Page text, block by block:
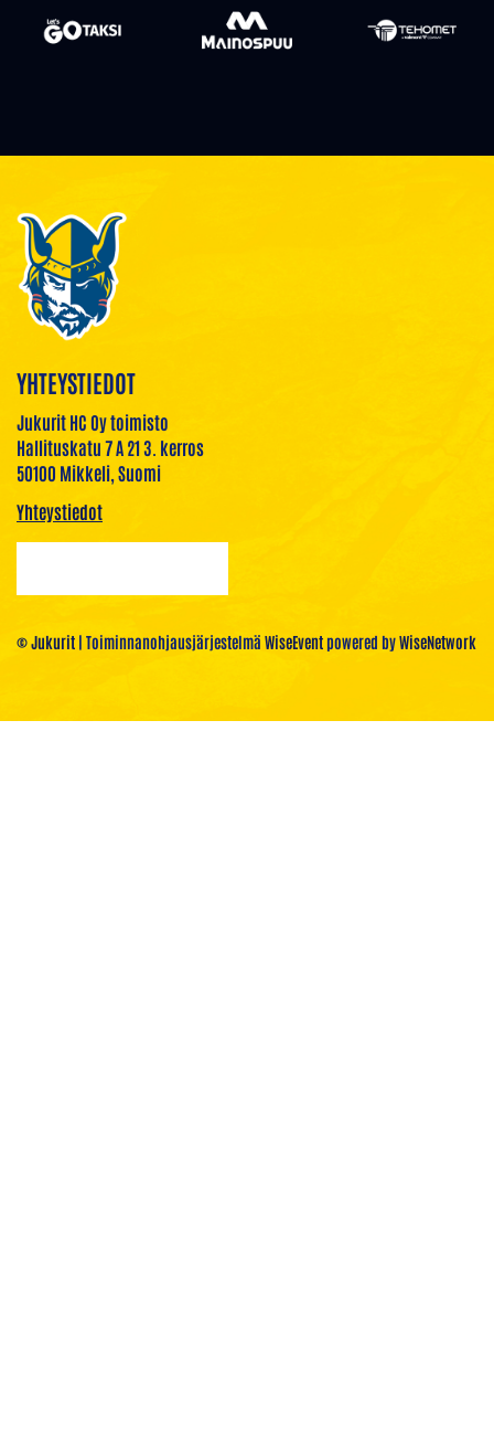
YHTEYSTIEDOT
Jukurit HC Oy toimisto
Hallituskatu 7 A 21 3. kerros
50100 Mikkeli, Suomi
Yhteystiedot
© Jukurit | Toiminnanohjausjärjestelmä WiseEventpowered byWiseNetwork